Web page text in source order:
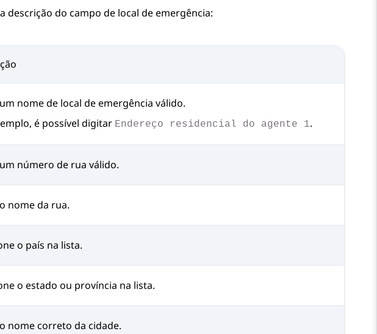
do campo de local de emergência:
nome de local de emergência válido.
é possível digitar Endereço residencial do agente 1.
número de rua válido.
nome da rua.
o país na lista.
o estado ou província na lista.
nome correto da cidade.